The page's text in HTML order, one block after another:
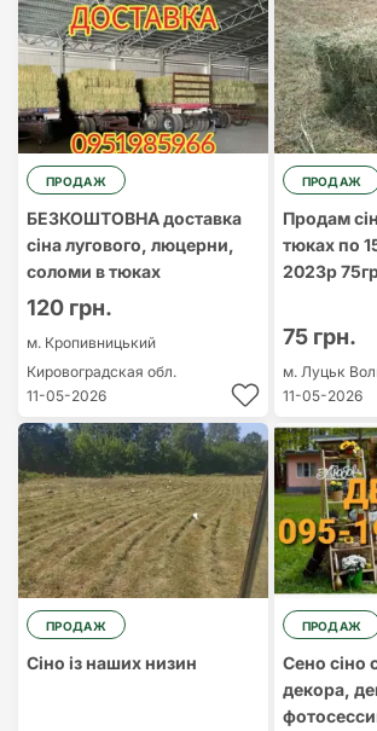
ПРОДАЖ
БЕЗКОШТОВНА доставка
сіна лугового, люцерни,
соломи в тюках
120 грн.
м. Кропивницький
Кировоградская обл.
11-05-2026
ПРОДАЖ
Продам
тюках по
2023р
75 грн.
м. Луцьк
11-05-2026
ПРОДАЖ
Сіно із наших низин
ПРОДАЖ
Сено сіно
декора,